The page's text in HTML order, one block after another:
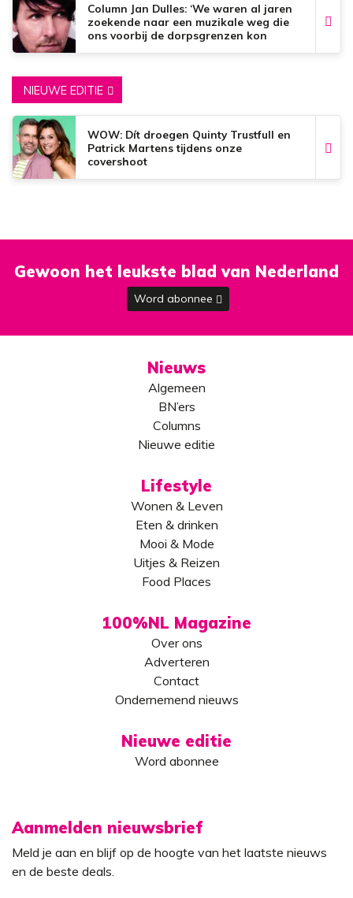
Column Jan Dulles: ‘We waren al jaren
zoekende naar een muzikale weg die
ons voorbij de dorpsgrenzen kon
NIEUWE EDITIE
WOW: Dít droegen Quinty Trustfull en
Patrick Martens tijdens onze
covershoot
Gewoon het leukste blad van Nederland
Word abonnee
Nieuws
Algemeen
BN’ers
Columns
Nieuwe editie
Lifestyle
Wonen & Leven
Eten & drinken
Mooi & Mode
Uitjes & Reizen
Food Places
100%NL Magazine
Over ons
Adverteren
Contact
Ondernemend nieuws
Nieuwe editie
Word abonnee
Aanmelden nieuwsbrief
Meld je aan en blijf op de hoogte van het laatste nieuws
en de beste deals.